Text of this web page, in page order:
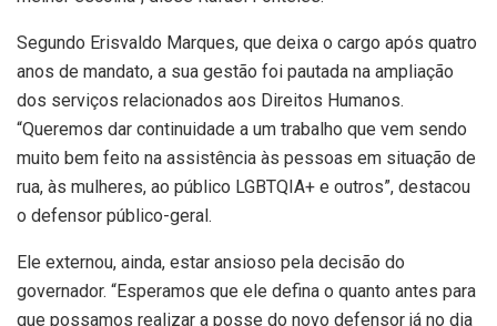
Segundo Erisvaldo Marques, que deixa o cargo após quatro
anos de mandato, a sua gestão foi pautada na ampliação
dos serviços relacionados aos Direitos Humanos.
“Queremos dar continuidade a um trabalho que vem sendo
muito bem feito na assistência às pessoas em situação de
rua, às mulheres, ao público LGBTQIA+ e outros”, destacou
o defensor público-geral.
Ele externou, ainda, estar ansioso pela decisão do
governador. “Esperamos que ele defina o quanto antes para
que possamos realizar a posse do novo defensor já no dia